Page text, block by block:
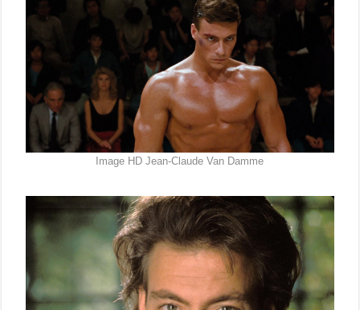
Image HD Jean-Claude Van Damme